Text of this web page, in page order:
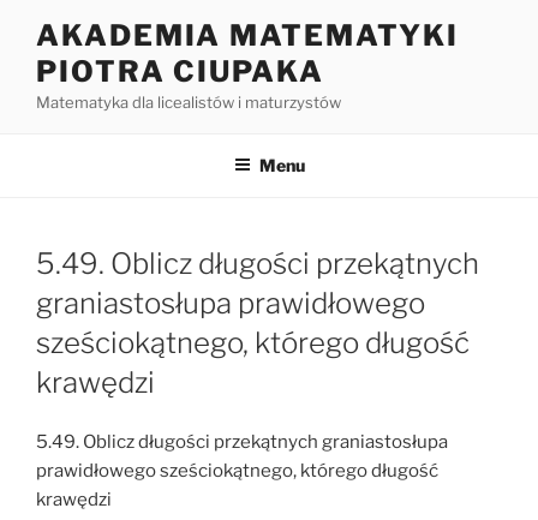
treści
AKADEMIA MATEMATYKI
PIOTRA CIUPAKA
Matematyka dla licealistów i maturzystów
Menu
5.49. Oblicz długości przekątnych
graniastosłupa prawidłowego
sześciokątnego, którego długość
krawędzi
5.49. Oblicz długości przekątnych graniastosłupa
prawidłowego sześciokątnego, którego długość
krawędzi